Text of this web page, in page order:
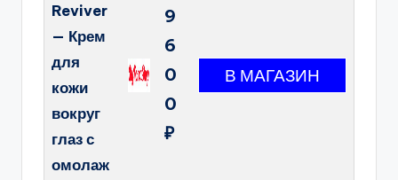
Reviver
— Крем
для
кожи
вокруг
глаз с
омолаж
9
6
0
0
₽